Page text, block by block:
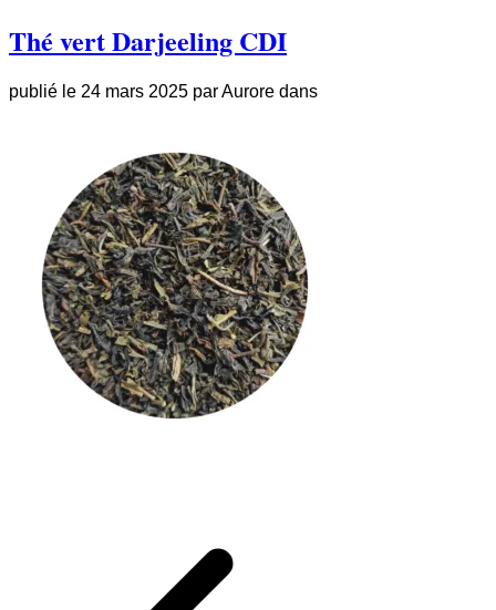
Thé vert Darjeeling CDI
publié le 24 mars 2025 parAurore dans